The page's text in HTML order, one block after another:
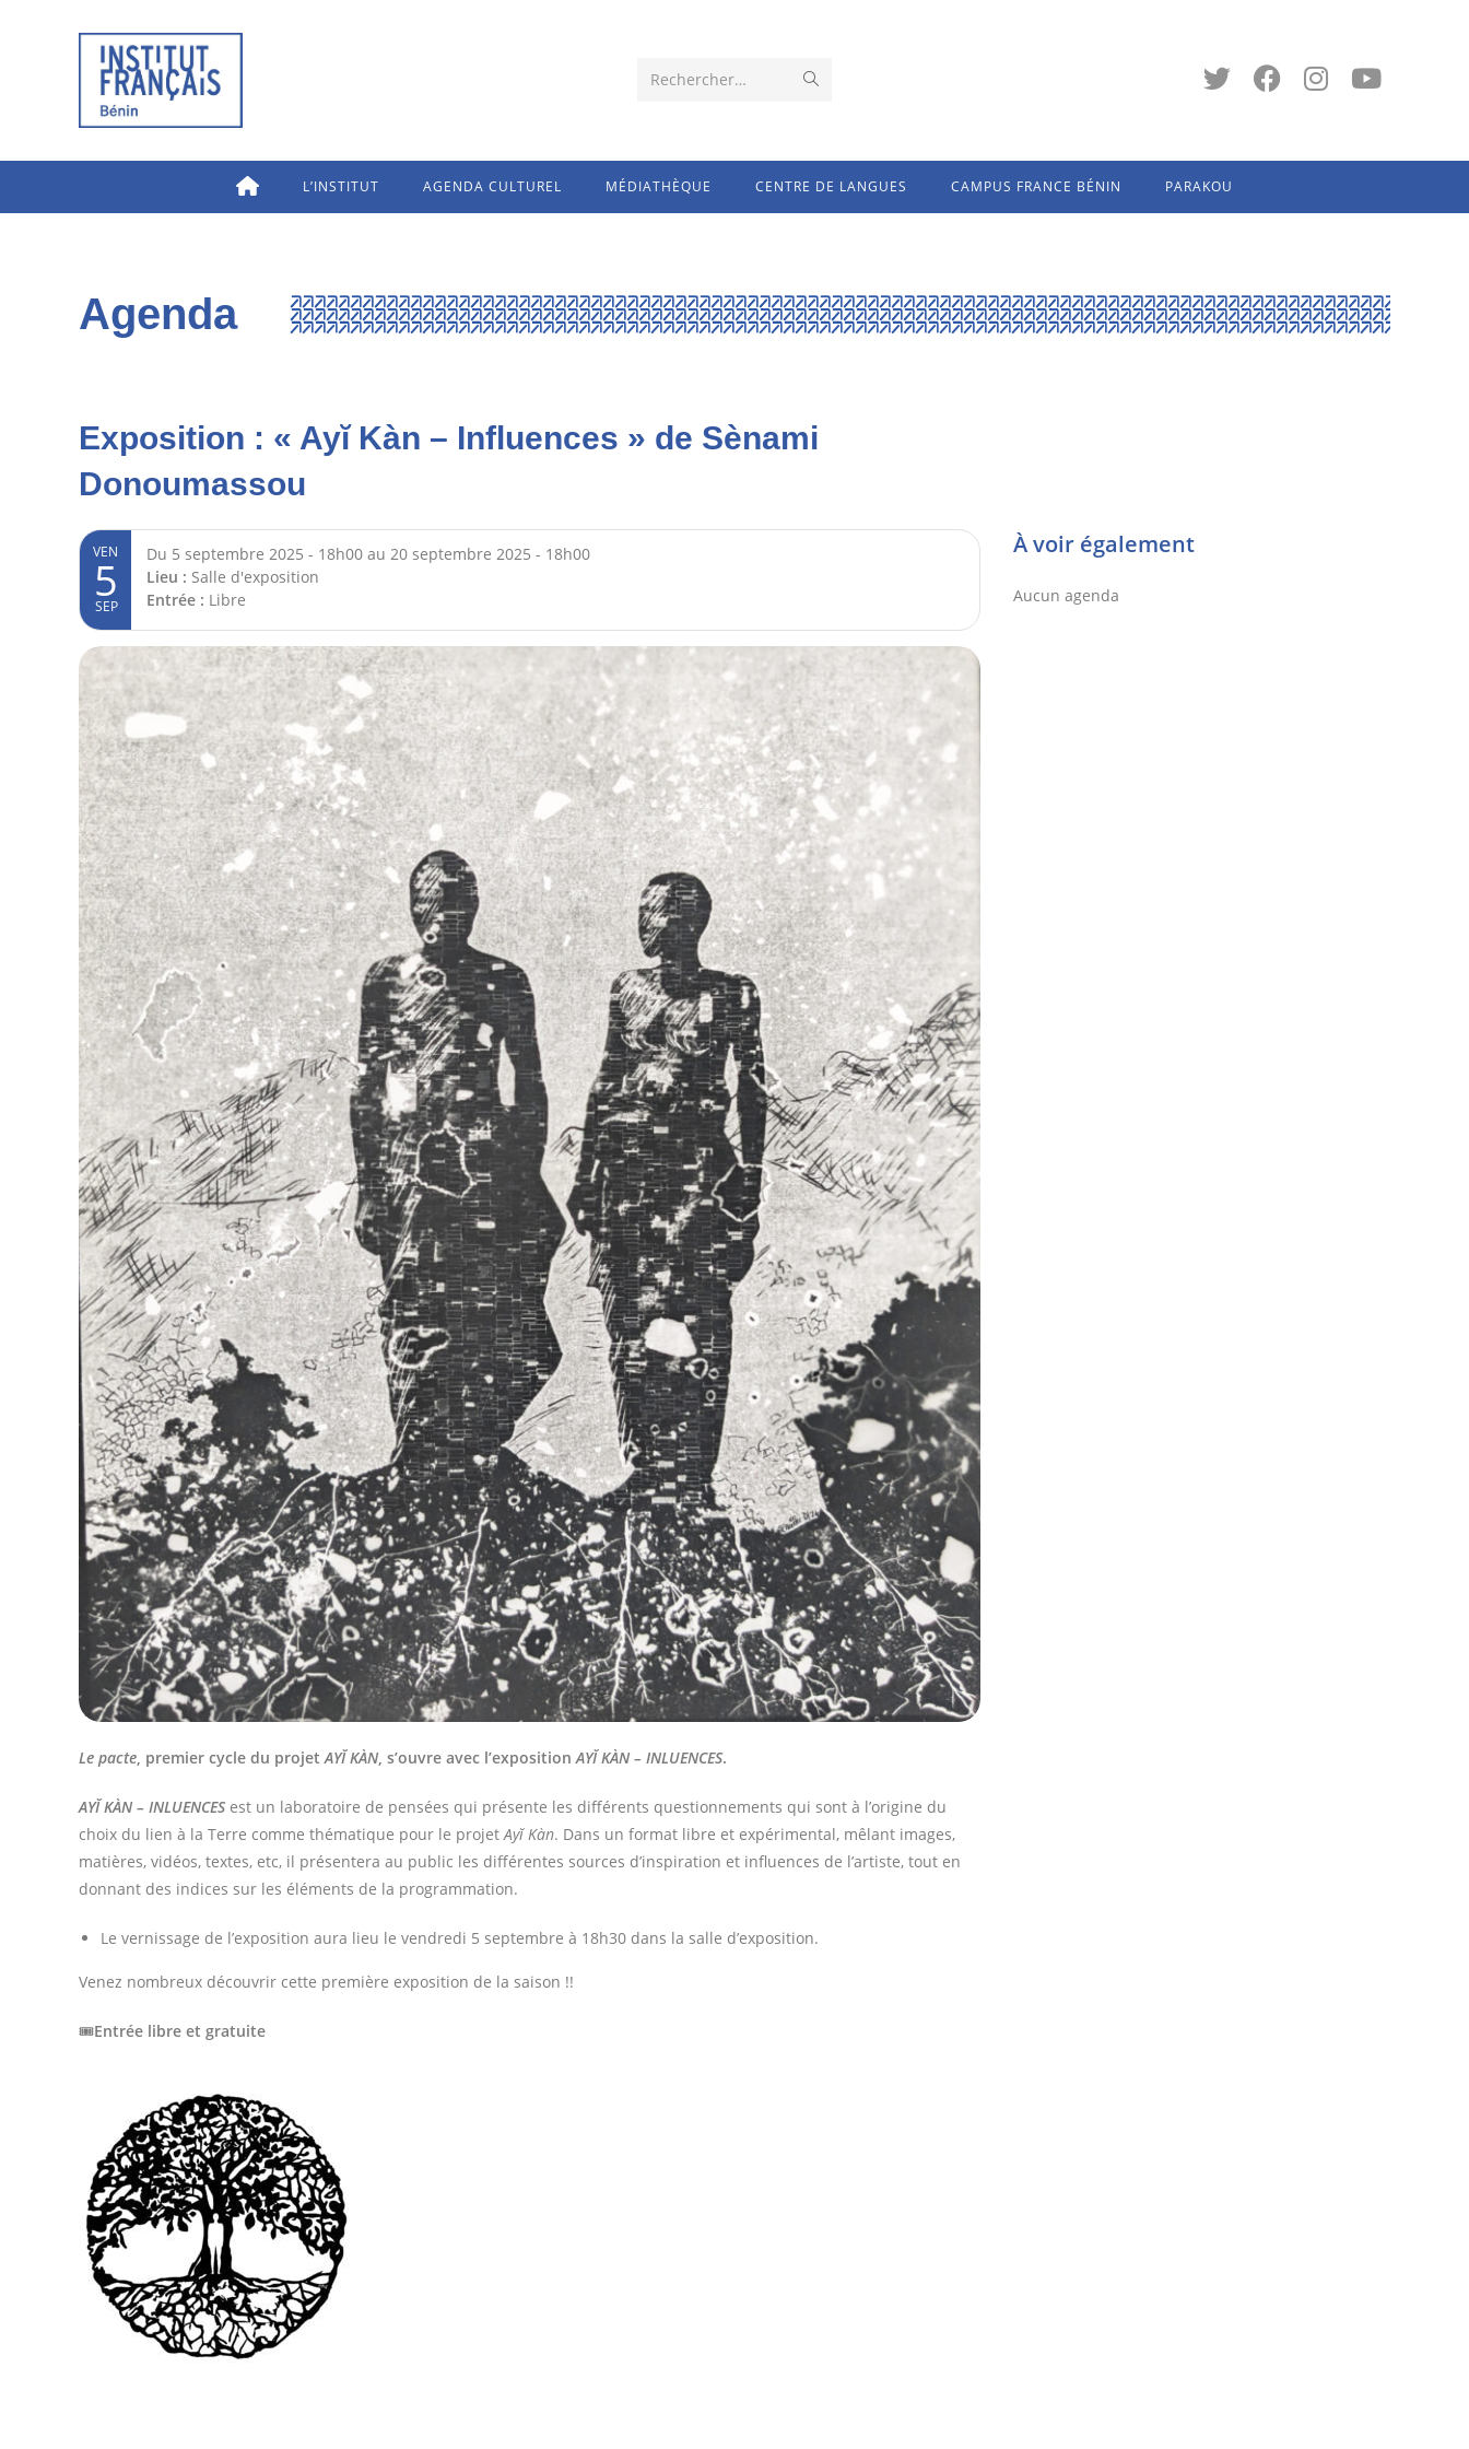
Rechercher…
L’INSTITUT AGENDA CULTUREL MÉDIATHÈQUE CENTRE DE LANGUES CAMPUS FRANCE BÉNIN PARAKOU
Agenda
Exposition : « Ayĭ Kàn – Influences » de Sènami
Donoumassou
VEN
5
SEP
Du 5 septembre 2025 - 18h00 au 20 septembre 2025 - 18h00
Lieu : Salle d'exposition
Entrée : Libre
Le pacte, premier cycle du projetAYĬ KÀN, s’ouvre avec l’expositionAYĬ KÀN – INLUENCES.
AYĬ KÀN – INLUENCES est un laboratoire de pensées qui présente les différents questionnements qui sont à l’origine du
choix du lien à la Terre comme thématique pour le projetAyĭ Kàn. Dans un format libre et expérimental, mêlant images,
matières, vidéos, textes, etc, il présentera au public les différentes sources d’inspiration et influences de l’artiste, tout en
donnant des indices sur les éléments de la programmation.
Le vernissage de l’exposition aura lieu le vendredi 5 septembre à 18h30 dans la salle d’exposition.
Venez nombreux découvrir cette première exposition de la saison !!
🎟️Entrée libre et gratuite
À voir également
Aucun agenda